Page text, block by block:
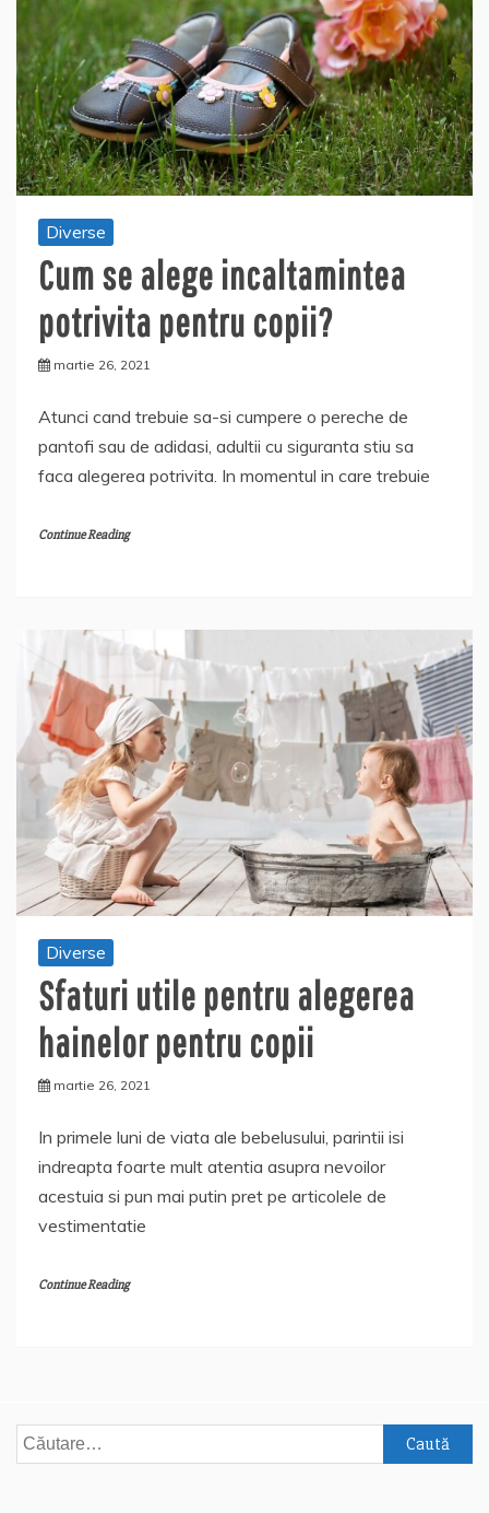
Diverse
Cum se alege incaltamintea
potrivita pentru copii?
martie 26, 2021
Atunci cand trebuie sa-si cumpere o pereche de
pantofi sau de adidasi, adultii cu siguranta stiu sa
faca alegerea potrivita. In momentul in care trebuie
Continue Reading
Diverse
Sfaturi utile pentru alegerea
hainelor pentru copii
martie 26, 2021
In primele luni de viata ale bebelusului, parintii isi
indreapta foarte mult atentia asupra nevoilor
acestuia si pun mai putin pret pe articolele de
vestimentatie
Continue Reading
Caută
după: